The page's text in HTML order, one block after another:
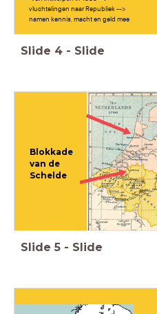
vluchtelingen naar Republiek -->
namen kennis, macht en geld mee
Slide 4 - Slide
Blokkade
van de
Schelde
Slide 5 - Slide